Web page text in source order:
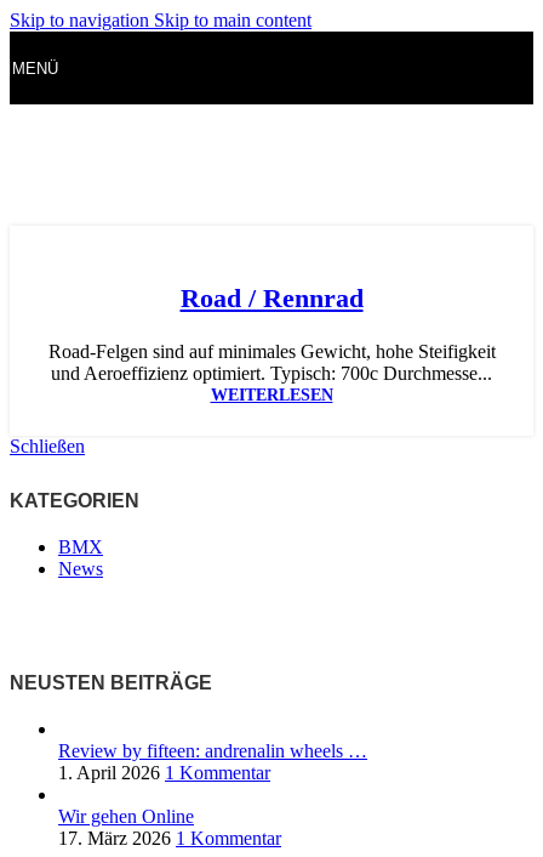
Skip to navigation Skip to main content
MENÜ
Road / Rennrad
Road-Felgen sind auf minimales Gewicht, hohe Steifigkeit
und Aeroeffizienz optimiert. Typisch: 700c Durchmesse...
WEITERLESEN
Schließen
KATEGORIEN
BMX
News
NEUSTEN BEITRÄGE
Review by fifteen: andrenalin wheels …
1. April 2026 1 Kommentar
Wir gehen Online
17. März 2026 1 Kommentar